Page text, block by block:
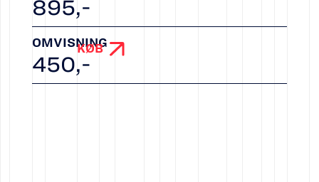
895,-
OMVISNING
450,-
KØB